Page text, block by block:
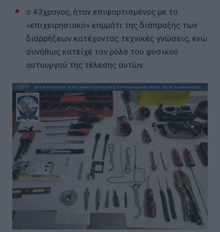
ο 43χρονος, ήταν επιφορτισμένος με το
«επιχειρησιακό» κομμάτι της διάπραξης των
διαρρήξεων κατέχοντας τεχνικές γνώσεις, ενώ
συνήθως κατείχε τον ρόλο του φυσικού
αυτουργού της τέλεσης αυτών.